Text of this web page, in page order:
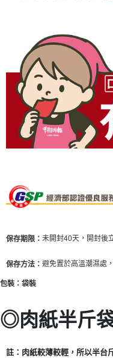
保存期限： 未開封40天，開封後
保存方法： 避免置於高溫潮濕處
包裝： 袋裝
◎肉紙半斤
註：肉紙較薄較輕，所以半台